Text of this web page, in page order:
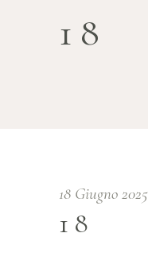
18
18 Giugno 2025
18